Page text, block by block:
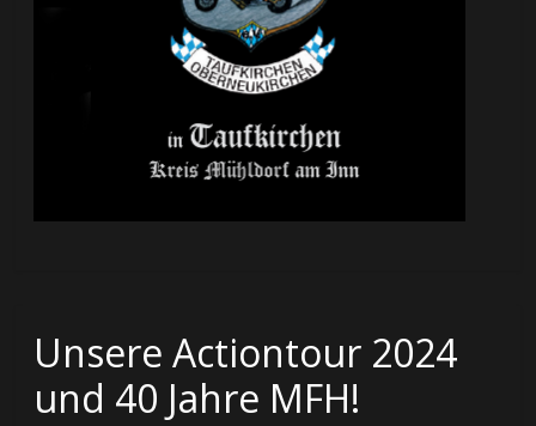
Unsere Actiontour 2024
und 40 Jahre MFH!